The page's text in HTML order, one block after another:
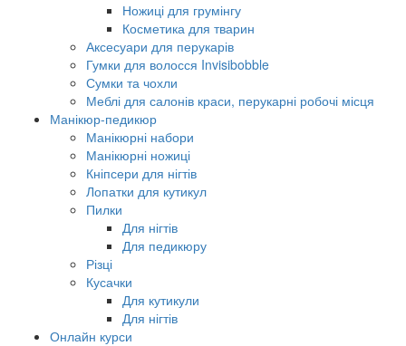
Ножиці для грумінгу
Косметика для тварин
Аксесуари для перукарів
Гумки для волосся Invisibobble
Сумки та чохли
Меблі для салонів краси, перукарні робочі місця
Манікюр-педикюр
Манікюрні набори
Манікюрні ножиці
Кніпсери для нігтів
Лопатки для кутикул
Пилки
Для нігтів
Для педикюру
Різці
Кусачки
Для кутикули
Для нігтів
Онлайн курси